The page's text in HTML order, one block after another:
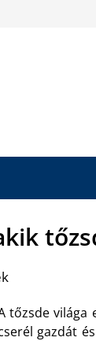
tőzsde világa
gazdát